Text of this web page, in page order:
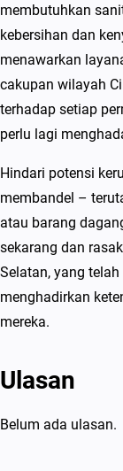
n
t
u
k
(
R
o
,
membutuhkan
kebersihan dan
menawarkan
cakupan wilayah
terhadap setiap
perlu lagi
Hindari potensi
membandel –
atau barang
sekarang dan
Selatan, yang
menghadirkan
mereka.
Ulasan
Belum ada ulasan.